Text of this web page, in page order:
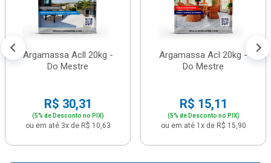
Argamassa Acll 20kg -
Do Mestre
R$ 30,31
(5% de Desconto no PIX)
ou em até 3x de R$ 10,63
Argamassa Acl 20kg -
Do Mestre
R$ 15,11
(5% de Desconto no PIX)
ou em até 1x de R$ 15,90